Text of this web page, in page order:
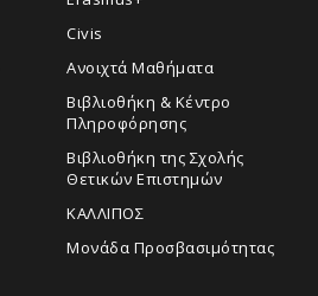
Civis
Ανοιχτά Μαθήματα
Βιβλιοθήκη & Κέντρο
Πληροφόρησης
Βιβλιοθήκη της Σχολής
Θετικών Επιστημών
ΚΑΛΛΙΠΟΣ
Μονάδα Προσβασιμότητας